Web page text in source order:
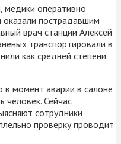
медики оперативно
пострадавшим
врач станции Алексей
транспортировали в
как средней степени
в момент аварии в салоне
человек. Сейчас
сотрудники
проверку проводит